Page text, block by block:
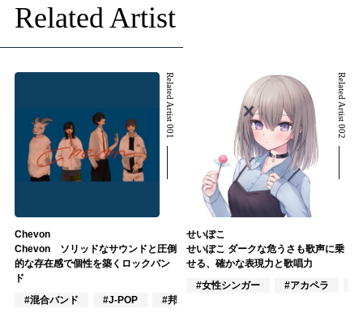
Related Artist
Related Artist 001
Chevon
Chevon ソリッドなサウンドと圧倒
的な存在感で個性を築くロックバン
ド
#混合バンド
#J-POP #邦ロック
Related Artist 002
せいぽこ
せいぽこ ダークな危うさも歌声に乗
せる、確かな表現力と歌唱力
#女性シンガー
#アカペラ